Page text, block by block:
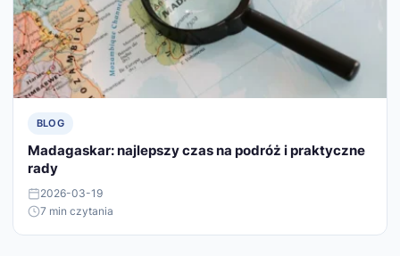
BLOG
Madagaskar: najlepszy czas na podróż i praktyczne
rady
2026-03-19
7 min czytania